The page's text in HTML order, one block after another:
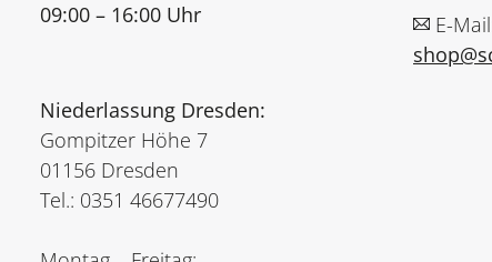
09:00 – 16:00 Uhr
Niederlassung Dresden:
Gompitzer Höhe 7
01156 Dresden
Tel.: 0351 46677490
E-